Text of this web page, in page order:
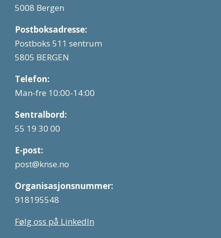
5008 Bergen
Postboksadresse:
Postboks 511 sentrum
5805 BERGEN
Telefon:
Man-fre 10:00-14:00
Sentralbord:
55 19 30 00
E-post:
post@knse.no
Organisasjonsnummer:
918195548
Følg oss på LinkedIn